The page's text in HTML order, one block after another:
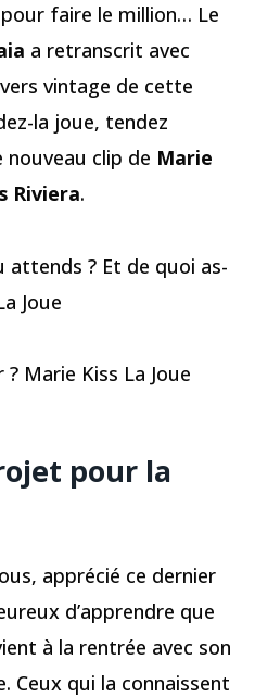
faire le million… Le
a retranscrit avec
vintage de cette
la joue, tendez
nouveau clip de Marie
Riviera.
attends ? Et de quoi as-
Joue
Marie Kiss La Joue
pour la
apprécié ce dernier
d’apprendre que
à la rentrée avec son
Ceux qui la connaissent